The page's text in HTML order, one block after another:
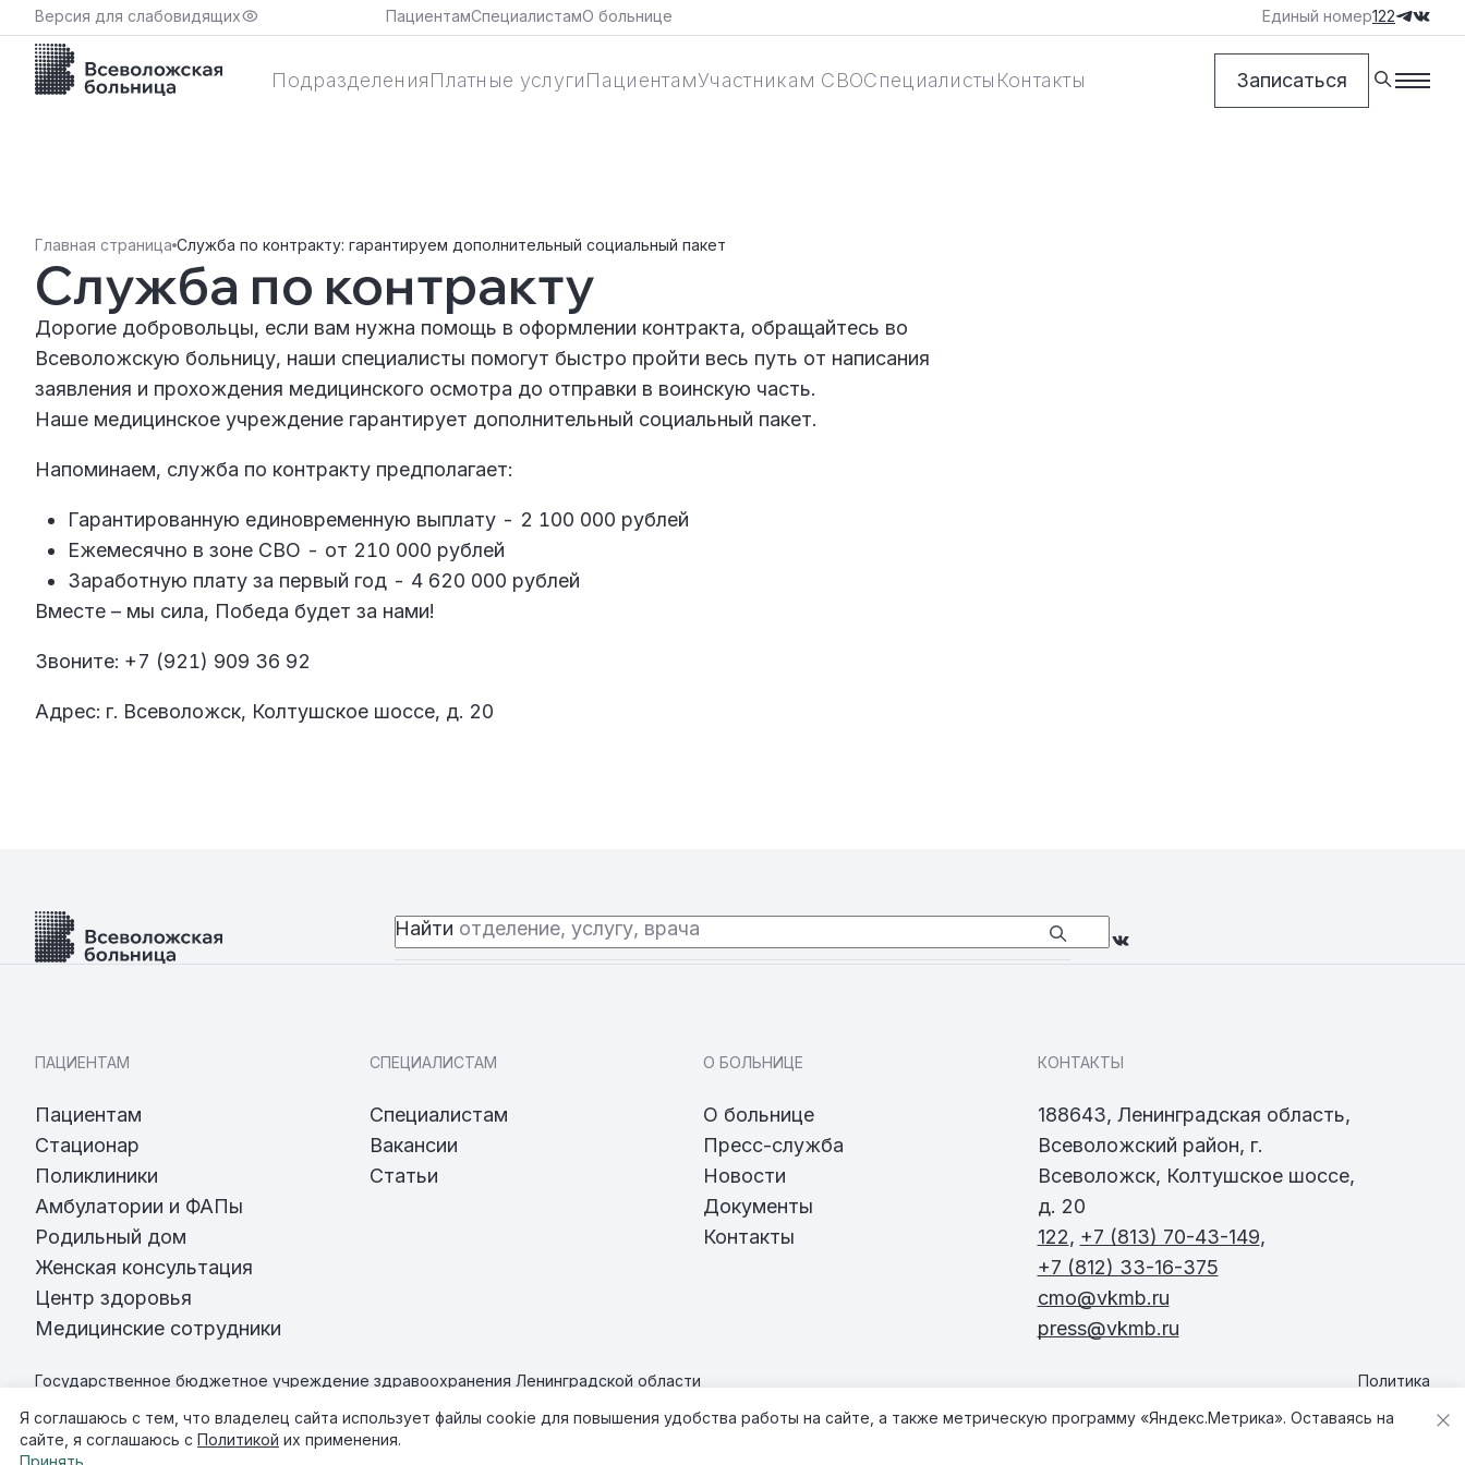
Я соглашаюсь с тем, что владелец сайта использует файлы cookie для повышения удобства работы на сайте, а также метрическую программу «Яндекс.Метрика». Оставаясь на
сайте, я соглашаюсь с Политикой их применения.
Принять
Версия для слабовидящих ПациентамСпециалистамО больнице Единый номер122
ПодразделенияПлатные услугиПациентамУчастникам СВОСпециалисты Контакты Записаться
Главная страница Служба по контракту: гарантируем дополнительный социальный пакет
Служба по контракту
Дорогие добровольцы, если вам нужна помощь в оформлении контракта, обращайтесь во
Всеволожскую больницу, наши специалисты помогут быстро пройти весь путь от написания
заявления и прохождения медицинского осмотра до отправки в воинскую часть.
Наше медицинское учреждение гарантирует дополнительный социальный пакет.
Напоминаем, служба по контракту предполагает:
Гарантированную единовременную выплату - 2 100 000 рублей
Ежемесячно в зоне СВО - от 210 000 рублей
Заработную плату за первый год - 4 620 000 рублей
Вместе – мы сила, Победа будет за нами!
Звоните: +7 (921) 909 36 92
Адрес: г. Всеволожск, Колтушское шоссе, д. 20
Найти отделение, услугу, врача
ПАЦИЕНТАМ
Пациентам
Стационар
Поликлиники
Амбулатории и ФАПы
Родильный дом
Женская консультация
Центр здоровья
Медицинские сотрудники
СПЕЦИАЛИСТАМ
Специалистам
Вакансии
Статьи
О БОЛЬНИЦЕ
О больнице
Пресс-служба
Новости
Документы
Контакты
КОНТАКТЫ
188643, Ленинградская область,
Всеволожский район, г.
Всеволожск, Колтушское шоссе,
д. 20
122, +7 (813) 70-43-149,
+7 (812) 33-16-375
cmo@vkmb.ru
press@vkmb.ru
Государственное бюджетное учреждение здравоохранения Ленинградской области
©2026ГБУЗ ЛО "Всеволожская КМБ"
Старая версия сайта
Политика
Карта сайта